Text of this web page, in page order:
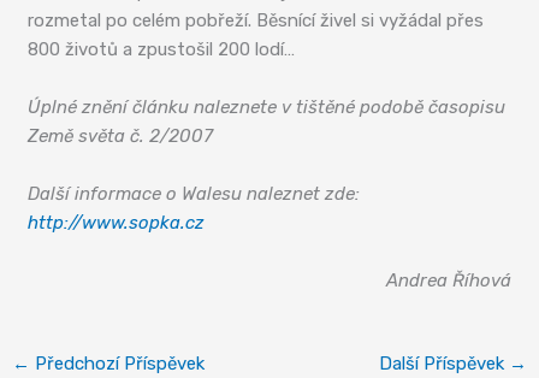
rozmetal po celém pobřeží. Běsnící živel si vyžádal přes
800 životů a zpustošil 200 lodí…
Úplné znění článku naleznete v tištěné podobě časopisu
Země světa č. 2/2007
Další informace o Walesu naleznet zde:
http://www.sopka.cz
Andrea Říhová
← Předchozí Příspěvek Další Příspěvek →